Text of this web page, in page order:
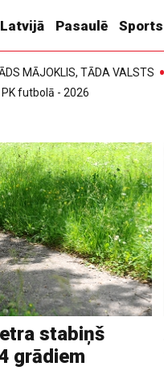
Latvijā Pasaulē Sports
MĀJOKLIS, TĀDA VALSTS
PK futbolā - 2026
stabiņš
grādiem